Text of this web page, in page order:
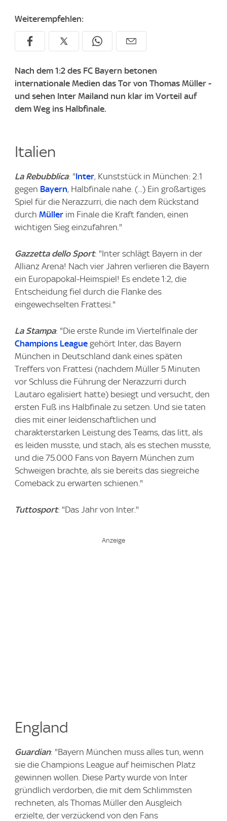
Weiterempfehlen:
Nach dem 1:2 des FC Bayern betonen
internationale Medien das Tor von Thomas Müller -
und sehen Inter Mailand nun klar im Vorteil auf
dem Weg ins Halbfinale.
Italien
La Rebubblica: "Inter, Kunststück in München: 2:1
gegen Bayern, Halbfinale nahe. (...) Ein großartiges
Spiel für die Nerazzurri, die nach dem Rückstand
durch Müller im Finale die Kraft fanden, einen
wichtigen Sieg einzufahren."
Gazzetta dello Sport: "Inter schlägt Bayern in der
Allianz Arena! Nach vier Jahren verlieren die Bayern
ein Europapokal-Heimspiel! Es endete 1:2, die
Entscheidung fiel durch die Flanke des
eingewechselten Frattesi."
La Stampa: "Die erste Runde im Viertelfinale der
Champions League gehört Inter, das Bayern
München in Deutschland dank eines späten
Treffers von Frattesi (nachdem Müller 5 Minuten
vor Schluss die Führung der Nerazzurri durch
Lautaro egalisiert hatte) besiegt und versucht, den
ersten Fuß ins Halbfinale zu setzen. Und sie taten
dies mit einer leidenschaftlichen und
charakterstarken Leistung des Teams, das litt, als
es leiden musste, und stach, als es stechen musste,
und die 75.000 Fans von Bayern München zum
Schweigen brachte, als sie bereits das siegreiche
Comeback zu erwarten schienen."
Tuttosport: "Das Jahr von Inter."
England
Guardian: "Bayern München muss alles tun, wenn
sie die Champions League auf heimischen Platz
gewinnen wollen. Diese Party wurde von Inter
gründlich verdorben, die mit dem Schlimmsten
rechneten, als Thomas Müller den Ausgleich
erzielte, der verzückend von den Fans